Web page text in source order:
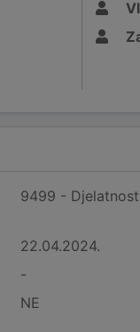
9499 -
22.04.2024.
-
NE